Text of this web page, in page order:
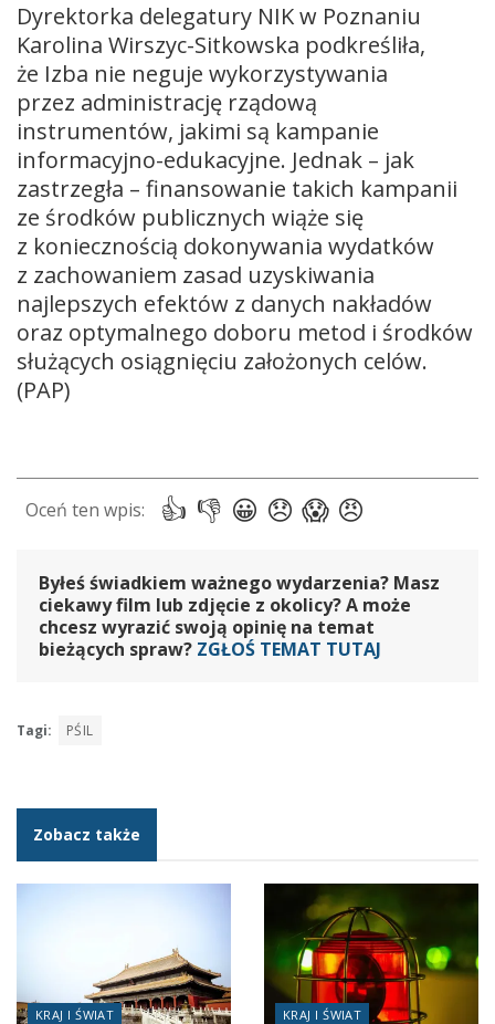
Dyrektorka delegatury NIK w Poznaniu
Karolina Wirszyc-Sitkowska podkreśliła,
że Izba nie neguje wykorzystywania
przez administrację rządową
instrumentów, jakimi są kampanie
informacyjno-edukacyjne. Jednak – jak
zastrzegła – finansowanie takich kampanii
ze środków publicznych wiąże się
z koniecznością dokonywania wydatków
z zachowaniem zasad uzyskiwania
najlepszych efektów z danych nakładów
oraz optymalnego doboru metod i środków
służących osiągnięciu założonych celów.
(PAP)
Byłeś świadkiem ważnego wydarzenia? Masz
ciekawy film lub zdjęcie z okolicy? A może
chcesz wyrazić swoją opinię na temat
bieżących spraw? ZGŁOŚ TEMAT TUTAJ
Tagi: PŚIL
Zobacz także
KRAJ I ŚWIAT KRAJ I ŚWIAT